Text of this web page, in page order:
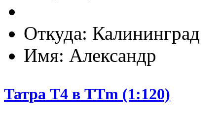
Откуда: Калининград
Имя: Александр
Татра Т4 в TTm (1:120)